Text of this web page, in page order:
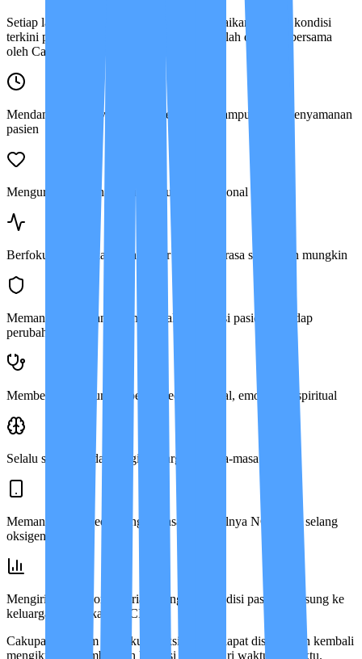
Setiap langkah perawatan selalu kami sesuaikan dengan kondisi
terkini pasien, mengikuti Care Plan yang telah disetujui bersama
oleh Case Manager dan Medical Advisor.
Mendampingi aktivitas harian sebatas kemampuan dan kenyamanan
pasien
Mengurus kebersihan diri dan rutinitas personal
Berfokus meredakan gejala agar pasien merasa senyaman mungkin
Memantau ketat tanda-tanda vital dan reaksi pasien terhadap
perubahan
Memberikan dukungan penuh secara mental, emosi, dan spiritual
Selalu sedia mendampingi keluarga di masa-masa berat
Memantau alat medis yang terpasang (misalnya NGT atau selang
oksigen)
Mengirimkan laporan harian mengenai kondisi pasien langsung ke
keluarga via aplikasi IMCIS™
Cakupan program ini cukup fleksibel dan dapat disesuaikan kembali
mengikuti perkembangan kondisi pasien dari waktu ke waktu.